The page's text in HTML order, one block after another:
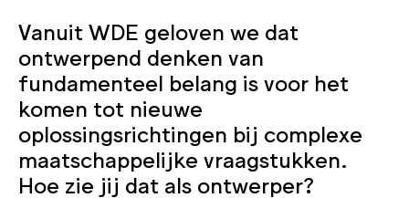
Vanuit WDE geloven we dat
ontwerpend denken van
fundamenteel belang is voor het
komen tot nieuwe
oplossingsrichtingen bij complexe
maatschappelijke vraagstukken.
Hoe zie jij dat als ontwerper?